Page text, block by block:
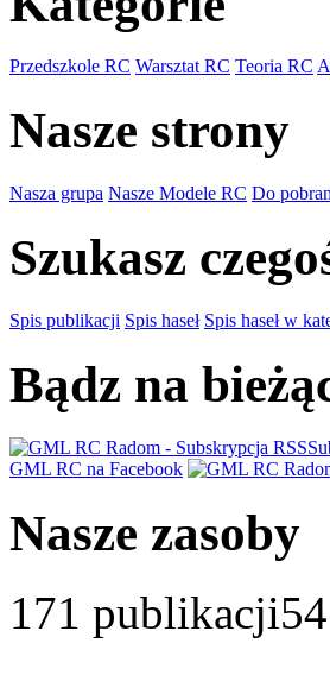
Przedszkole RC Warsztat RC Teoria RC
Nasze strony
Nasza grupa Nasze Modele RC Do
Szukasz
Spis publikacji Spis haseł Spis haseł w
Bądz na
GML RC na Facebook
Nasze zasoby
171 publikacji54